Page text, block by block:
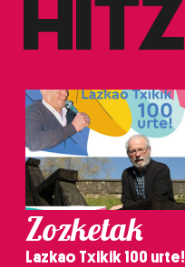
Zozketak
Lazkao Txikik 100 urte!